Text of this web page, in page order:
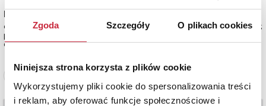
Zgoda Szczegóły O plikach cookies
Niniejsza strona korzysta z plików cookie
Wykorzystujemy pliki cookie do spersonalizowania treści
i reklam, aby oferować funkcje społecznościowe i
owalny szafir naturalny + 45 szt. brylantów oraz 10 szt. rozet diamentowych;
platyna pr. 0.950, masa całkowita 21.000 g.
estymacja: 35 000 - 40 000 zł